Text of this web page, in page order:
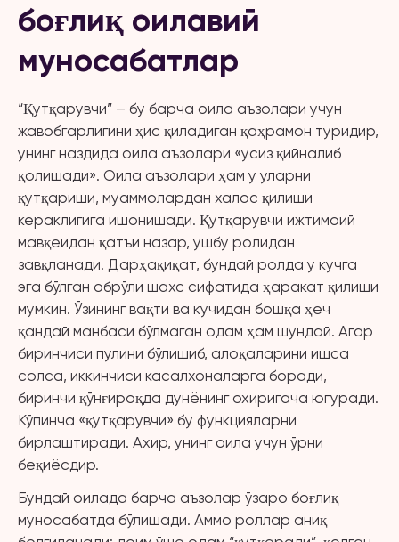
боғлиқ оилавий
муносабатлар
“Қутқарувчи” – бу барча оила аъзолари учун
жавобгарлигини ҳис қиладиган қаҳрамон туридир,
унинг наздида оила аъзолари «усиз қийналиб
қолишади». Оила аъзолари ҳам у уларни
қутқариши, муаммолардан халос қилиши
кераклигига ишонишади. Қутқарувчи ижтимоий
мавқеидан қатъи назар, ушбу ролидан
завқланади. Дарҳақиқат, бундай ролда у кучга
эга бўлган обрўли шахс сифатида ҳаракат қилиши
мумкин. Ўзининг вақти ва кучидан бошқа ҳеч
қандай манбаси бўлмаган одам ҳам шундай. Агар
биринчиси пулини бўлишиб, алоқаларини ишса
солса, иккинчиси касалхоналарга боради,
биринчи қўнғироқда дунёнинг охиригача югуради.
Кўпинча «қутқарувчи» бу функцияларни
бирлаштиради. Ахир, унинг оила учун ўрни
беқиёсдир.
Бундай оилада барча аъзолар ўзаро боғлиқ
муносабатда бўлишади. Аммо роллар аниқ